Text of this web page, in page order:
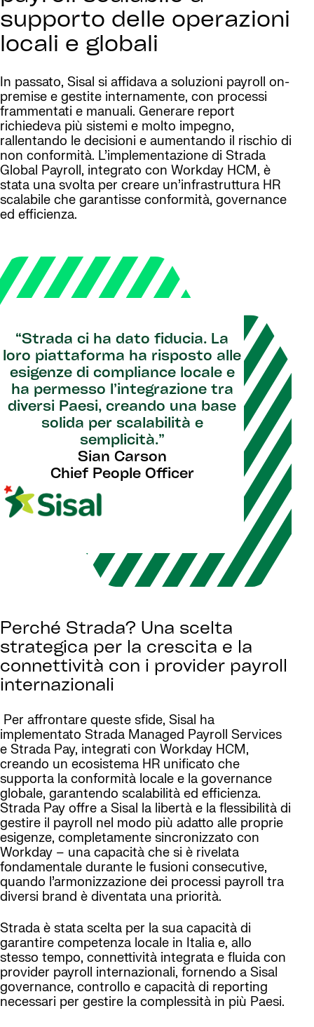
supporto delle operazioni
locali e globali
In passato, Sisal si affidava a soluzioni payroll on-
premise e gestite internamente, con processi
frammentati e manuali. Generare report
richiedeva più sistemi e molto impegno,
rallentando le decisioni e aumentando il rischio di
non conformità. L’implementazione di Strada
Global Payroll, integrato con Workday HCM, è
stata una svolta per creare un’infrastruttura HR
scalabile che garantisse conformità, governance
ed efficienza.
“Strada ci ha dato fiducia. La
loro piattaforma ha risposto alle
esigenze di compliance locale e
ha permesso l’integrazione tra
diversi Paesi, creando una base
solida per scalabilità e
semplicità.”
Sian Carson
Chief People Officer
Perché Strada? Una scelta
strategica per la crescita e la
connettività con i provider payroll
internazionali
Per affrontare queste sfide, Sisal ha
implementato Strada Managed Payroll Services
e Strada Pay, integrati con Workday HCM,
creando un ecosistema HR unificato che
supporta la conformità locale e la governance
globale, garantendo scalabilità ed efficienza.
Strada Pay offre a Sisal la libertà e la flessibilità di
gestire il payroll nel modo più adatto alle proprie
esigenze, completamente sincronizzato con
Workday – una capacità che si è rivelata
fondamentale durante le fusioni consecutive,
quando l’armonizzazione dei processi payroll tra
diversi brand è diventata una priorità.
Strada è stata scelta per la sua capacità di
garantire competenza locale in Italia e, allo
stesso tempo, connettività integrata e fluida con
provider payroll internazionali, fornendo a Sisal
governance, controllo e capacità di reporting
necessari per gestire la complessità in più Paesi.